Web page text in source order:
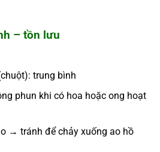
– tồn lưu
trung bình
phun khi có hoa hoặc ong hoạt
→ tránh để chảy xuống ao hồ